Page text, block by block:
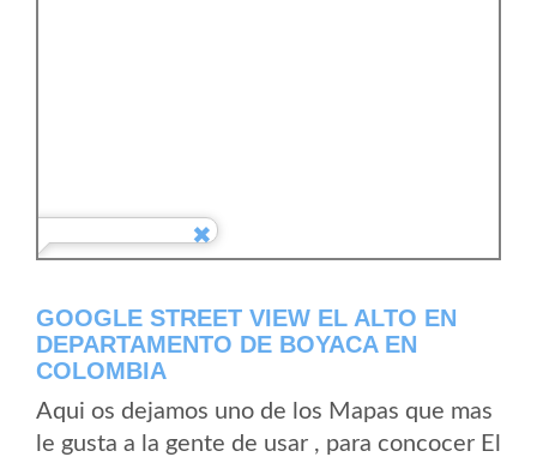
GOOGLE STREET VIEW EL ALTO EN
DEPARTAMENTO DE BOYACA EN
COLOMBIA
Aqui os dejamos uno de los Mapas que mas
le gusta a la gente de usar , para concocer El